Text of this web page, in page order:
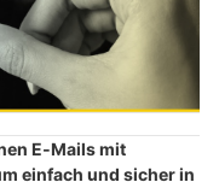
E‑Mails mit
einfach und sicher in